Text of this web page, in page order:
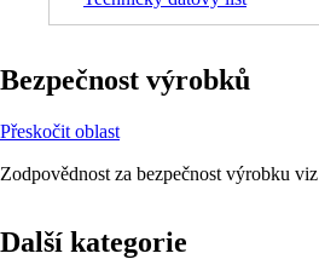
Bezpečnost výrobků
Přeskočit oblast
Zodpovědnost za bezpečnost výrobku viz
Další kategorie